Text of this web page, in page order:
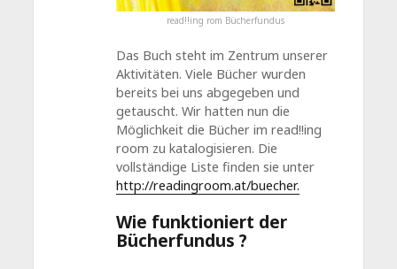
read!!ing rom Bücherfundus
Das Buch steht im Zentrum unserer
Aktivitäten. Viele Bücher wurden
bereits bei uns abgegeben und
getauscht. Wir hatten nun die
Möglichkeit die Bücher im read!!ing
room zu katalogisieren. Die
vollständige Liste finden sie unter
http://readingroom.at/buecher.
Wie funktioniert der
Bücherfundus ?